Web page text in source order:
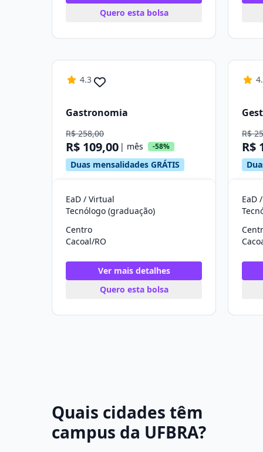
Quero esta bolsa
4.3
Gastronomia
R$ 258,00
R$ 109,00 | mês -58%
Duas mensalidades GRÁTIS
EaD / Virtual
Tecnólogo (graduação)
Centro
Cacoal/RO
Ver mais detalhes
Quero esta bolsa
R$
R$
EaD
Quais cidades têm
campus da UFBRA?